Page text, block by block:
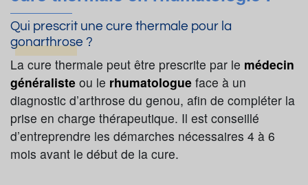
Qui prescrit une cure thermale pour la
gonarthrose ?
La cure thermale peut être prescrite par le médecin
généraliste ou le rhumatologue face à un
diagnostic d’arthrose du genou, afin de compléter la
prise en charge thérapeutique. Il est conseillé
d’entreprendre les démarches nécessaires 4 à 6
mois avant le début de la cure.